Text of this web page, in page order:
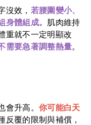
沒效， 若腰圍變小、
身體組成。 肌肉維持
重就不一定明顯改
需要急著調整熱量。
會升高。你可能白天
反覆的限制與補償，